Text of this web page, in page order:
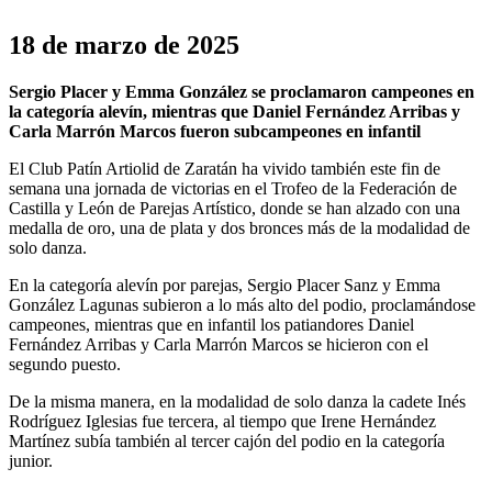
18 de marzo de 2025
Sergio Placer y Emma González se proclamaron campeones en
la categoría alevín, mientras que Daniel Fernández Arribas y
Carla Marrón Marcos fueron subcampeones en infantil
El Club Patín Artiolid de Zaratán ha vivido también este fin de
semana una jornada de victorias en el Trofeo de la Federación de
Castilla y León de Parejas Artístico, donde se han alzado con una
medalla de oro, una de plata y dos bronces más de la modalidad de
solo danza.
En la categoría alevín por parejas, Sergio Placer Sanz y Emma
González Lagunas subieron a lo más alto del podio, proclamándose
campeones, mientras que en infantil los patiandores Daniel
Fernández Arribas y Carla Marrón Marcos se hicieron con el
segundo puesto.
De la misma manera, en la modalidad de solo danza la cadete Inés
Rodríguez Iglesias fue tercera, al tiempo que Irene Hernández
Martínez subía también al tercer cajón del podio en la categoría
junior.